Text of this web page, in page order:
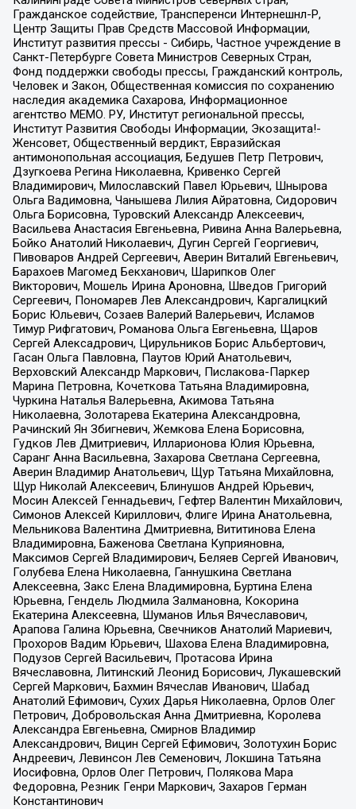
Гражданское содействие, Трансперенси Интернешнл-Р,
Центр Защиты Прав Средств Массовой Информации,
Институт развития прессы - Сибирь, Частное учреждение в
Санкт-Петербурге Совета Министров Северных Стран,
Фонд поддержки свободы прессы, Гражданский контроль,
Человек и Закон, Общественная комиссия по сохранению
наследия академика Сахарова, Информационное
агентство МЕМО. РУ, Институт региональной прессы,
Институт Развития Свободы Информации, Экозащита!-
Женсовет, Общественный вердикт, Евразийская
антимонопольная ассоциация, Бедушев Петр Петрович,
Дзугкоева Регина Николаевна, Кривенко Сергей
Владимирович, Милославский Павел Юрьевич, Шнырова
Ольга Вадимовна, Чанышева Лилия Айратовна, Сидорович
Ольга Борисовна, Туровский Александр Алексеевич,
Васильева Анастасия Евгеньевна, Ривина Анна Валерьевна,
Бойко Анатолий Николаевич, Дугин Сергей Георгиевич,
Пивоваров Андрей Сергеевич, Аверин Виталий Евгеньевич,
Барахоев Магомед Бекханович, Шарипков Олег
Викторович, Мошель Ирина Ароновна, Шведов Григорий
Сергеевич, Пономарев Лев Александрович, Каргалицкий
Борис Юльевич, Созаев Валерий Валерьевич, Исламов
Тимур Рифгатович, Романова Ольга Евгеньевна, Щаров
Сергей Алексадрович, Цирульников Борис Альбертович,
Гасан Ольга Павловна, Паутов Юрий Анатольевич,
Верховский Александр Маркович, Пислакова-Паркер
Марина Петровна, Кочеткова Татьяна Владимировна,
Чуркина Наталья Валерьевна, Акимова Татьяна
Николаевна, Золотарева Екатерина Александровна,
Рачинский Ян Збигневич, Жемкова Елена Борисовна,
Гудков Лев Дмитриевич, Илларионова Юлия Юрьевна,
Саранг Анна Васильевна, Захарова Светлана Сергеевна,
Аверин Владимир Анатольевич, Щур Татьяна Михайловна,
Щур Николай Алексеевич, Блинушов Андрей Юрьевич,
Мосин Алексей Геннадьевич, Гефтер Валентин Михайлович,
Симонов Алексей Кириллович, Флиге Ирина Анатольевна,
Мельникова Валентина Дмитриевна, Вититинова Елена
Владимировна, Баженова Светлана Куприяновна,
Максимов Сергей Владимирович, Беляев Сергей Иванович,
Голубева Елена Николаевна, Ганнушкина Светлана
Алексеевна, Закс Елена Владимировна, Буртина Елена
Юрьевна, Гендель Людмила Залмановна, Кокорина
Екатерина Алексеевна, Шуманов Илья Вячеславович,
Арапова Галина Юрьевна, Свечников Анатолий Мариевич,
Прохоров Вадим Юрьевич, Шахова Елена Владимировна,
Подузов Сергей Васильевич, Протасова Ирина
Вячеславовна, Литинский Леонид Борисович, Лукашевский
Сергей Маркович, Бахмин Вячеслав Иванович, Шабад
Анатолий Ефимович, Сухих Дарья Николаевна, Орлов Олег
Петрович, Добровольская Анна Дмитриевна, Королева
Александра Евгеньевна, Смирнов Владимир
Александрович, Вицин Сергей Ефимович, Золотухин Борис
Андреевич, Левинсон Лев Семенович, Локшина Татьяна
Иосифовна, Орлов Олег Петрович, Полякова Мара
Федоровна, Резник Генри Маркович, Захаров Герман
Константинович